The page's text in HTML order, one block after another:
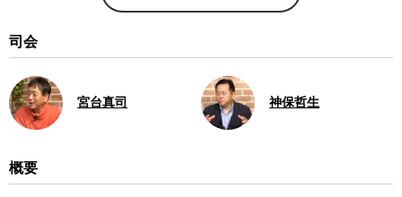
司会
宮台真司 神保哲生
概要